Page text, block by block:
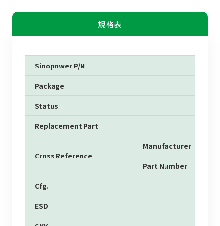
規格表
Sinopower P/N
Package
Status
Replacement Part
Cross Reference
Manufacturer
Part Number
Cfg.
ESD